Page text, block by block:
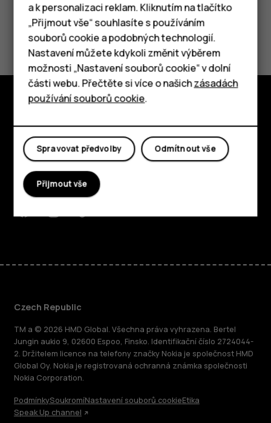
Chytré telefony
Tlačítkové telefony
Tablety
Pomohlo vám to?
Ano Ne
O nás
Planet and people
Podpora
FacebookInstagram
TiktokYoutubeLinkedinDiscord
Czech Republic
TM a © 2026 HMD Global. Všechna práva vyhrazena. Bertel
Jungin aukio 9, 02600 Espoo, Finsko. Identifikační číslo 2724044-
2. Držitelem licence na telefony značky Nokia je společnost HMD
Global Oy. Nokia je registrovaná ochranná známka společnosti
Nokia Corporation.
PodmínkySoukromíNastavení souborů cookieEtika
Speak Up channel
a k personalizaci reklam. Kliknutím na tlačítko
„Přijmout vše“ souhlasíte s používáním
souborů cookie a podobných technologií.
Nastavení můžete kdykoli změnit výběrem
možnosti „Nastavení souborů cookie“ v dolní
části webu. Přečtěte si více o našichzásadách
používání souborů cookie.
Odmítnout vše
Spravovat předvolby
Přijmout vše